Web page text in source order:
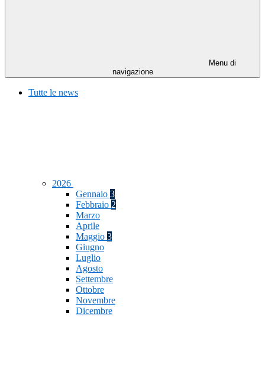
Menu di
navigazione
Tutte le news
2026
Gennaio 3
Febbraio 2
Marzo
Aprile
Maggio 3
Giugno
Luglio
Agosto
Settembre
Ottobre
Novembre
Dicembre